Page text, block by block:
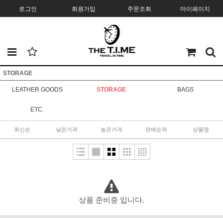
로그인 회원가입 주문조회 마이페이지
STORAGE
LEATHER GOODS STORAGE BAGS
ETC.
최신순 낮은가격 높은가격 판매순위 상품명
상품 준비중 입니다.